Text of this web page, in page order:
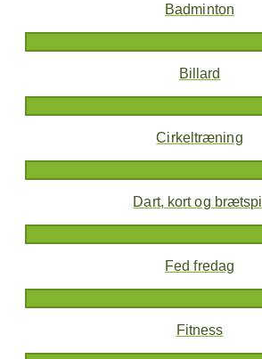
Badminton
Billard
Cirkeltræning
Dart, kort og brætspil
Fed fredag
Fitness